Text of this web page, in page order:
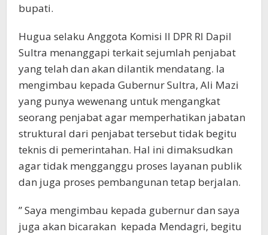
bupati.
Hugua selaku Anggota Komisi II DPR RI Dapil
Sultra menanggapi terkait sejumlah penjabat
yang telah dan akan dilantik mendatang. Ia
mengimbau kepada Gubernur Sultra, Ali Mazi
yang punya wewenang untuk mengangkat
seorang penjabat agar memperhatikan jabatan
struktural dari penjabat tersebut tidak begitu
teknis di pemerintahan. Hal ini dimaksudkan
agar tidak mengganggu proses layanan publik
dan juga proses pembangunan tetap berjalan.
” Saya mengimbau kepada gubernur dan saya
juga akan bicarakan kepada Mendagri, begitu